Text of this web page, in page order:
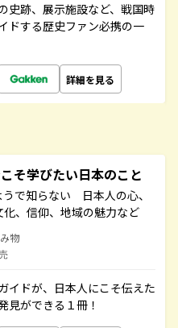
史跡、展示施設など、戦国時
ドする歴史ファン必携の一
詳細を見る
そ学びたい日本のこと
うで知らない 日本人の心、
、信仰、地域の魅力など
物
イドが、日本人にこそ伝えた
見ができる１冊！